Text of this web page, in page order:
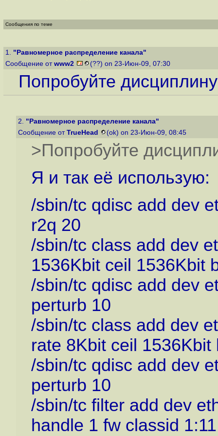
Сообщения по теме
1. "Равномерное распределение канала"
Сообщение от www2 (??) on 23-Июн-09, 07:30
Попробуйте
2. "Равномерное распределение канала"
Сообщение от TrueHead (ok) on 23-Июн-09, 08:45
>Попробуйте
Я и так её использую:
/sbin/tc qdisc add dev
r2q 20
/sbin/tc class add dev
1536Kbit ceil 1536Kbit
/sbin/tc qdisc add dev
perturb 10
/sbin/tc class add dev
rate 8Kbit ceil
/sbin/tc qdisc add dev
perturb 10
/sbin/tc filter add dev
handle 1 fw classid 1:11